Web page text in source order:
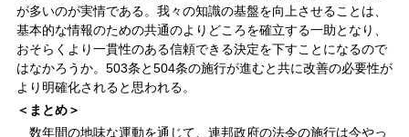
が多いのが実情である。我々の知識の基盤を向上させることは、
基本的な情報のための共通のよりどころを確立する一助となり、
おそらくより一貫性のある信頼できる決定を下すことになるので
はなかろうか。503条と504条の施行が進むと共に改善の必要性が
より明確化されると思われる。
＜まとめ＞
数年間の地味な運動を通じて、連邦政府の法令の施行は今やっ